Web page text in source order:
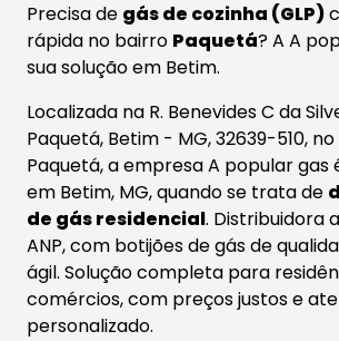
Precisa de gás de cozinha (GLP)
rápida no bairro Paquetá? A A
sua solução em Betim.
Localizada na R. Benevides C da
Paquetá, Betim - MG, 32639-510,
Paquetá, a empresa A popular gas
em Betim, MG, quando se trata de
de gás residencial. Distribuidora
ANP, com botijões de gás de
ágil. Solução completa para
comércios, com preços justos e
personalizado.